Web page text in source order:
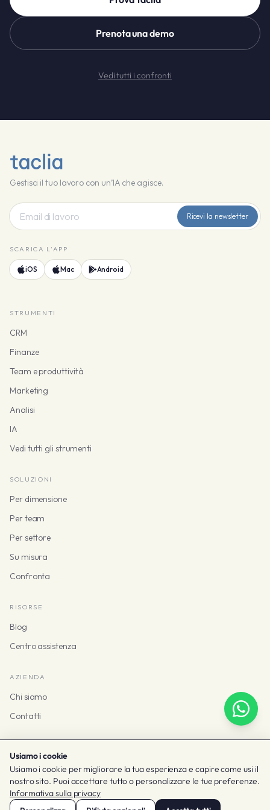
Prenota una demo
Vedi tutti i confronti
Gestisci il tuo lavoro con un’IA che agisce.
Ricevi la newsletter
SCARICA L'APP
iOS Mac Android
STRUMENTI
CRM
Finanze
Team e produttività
Marketing
Analisi
IA
Vedi tutti gli strumenti
SOLUZIONI
Per dimensione
Per team
Per settore
Su misura
Confronta
RISORSE
Blog
Centro assistenza
AZIENDA
Chi siamo
Contatti
© 2026 Taclia
Termini e privacyCookieImpostazioni cookie
Italiano
Usiamo i cookie
Usiamo i cookie per migliorare la tua esperienza e capire come usi il
nostro sito. Puoi accettare tutto o personalizzare le tue preferenze.
Informativa sulla privacy